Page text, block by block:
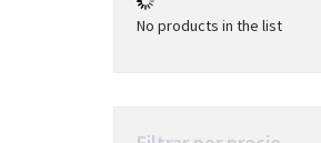
No products in the list